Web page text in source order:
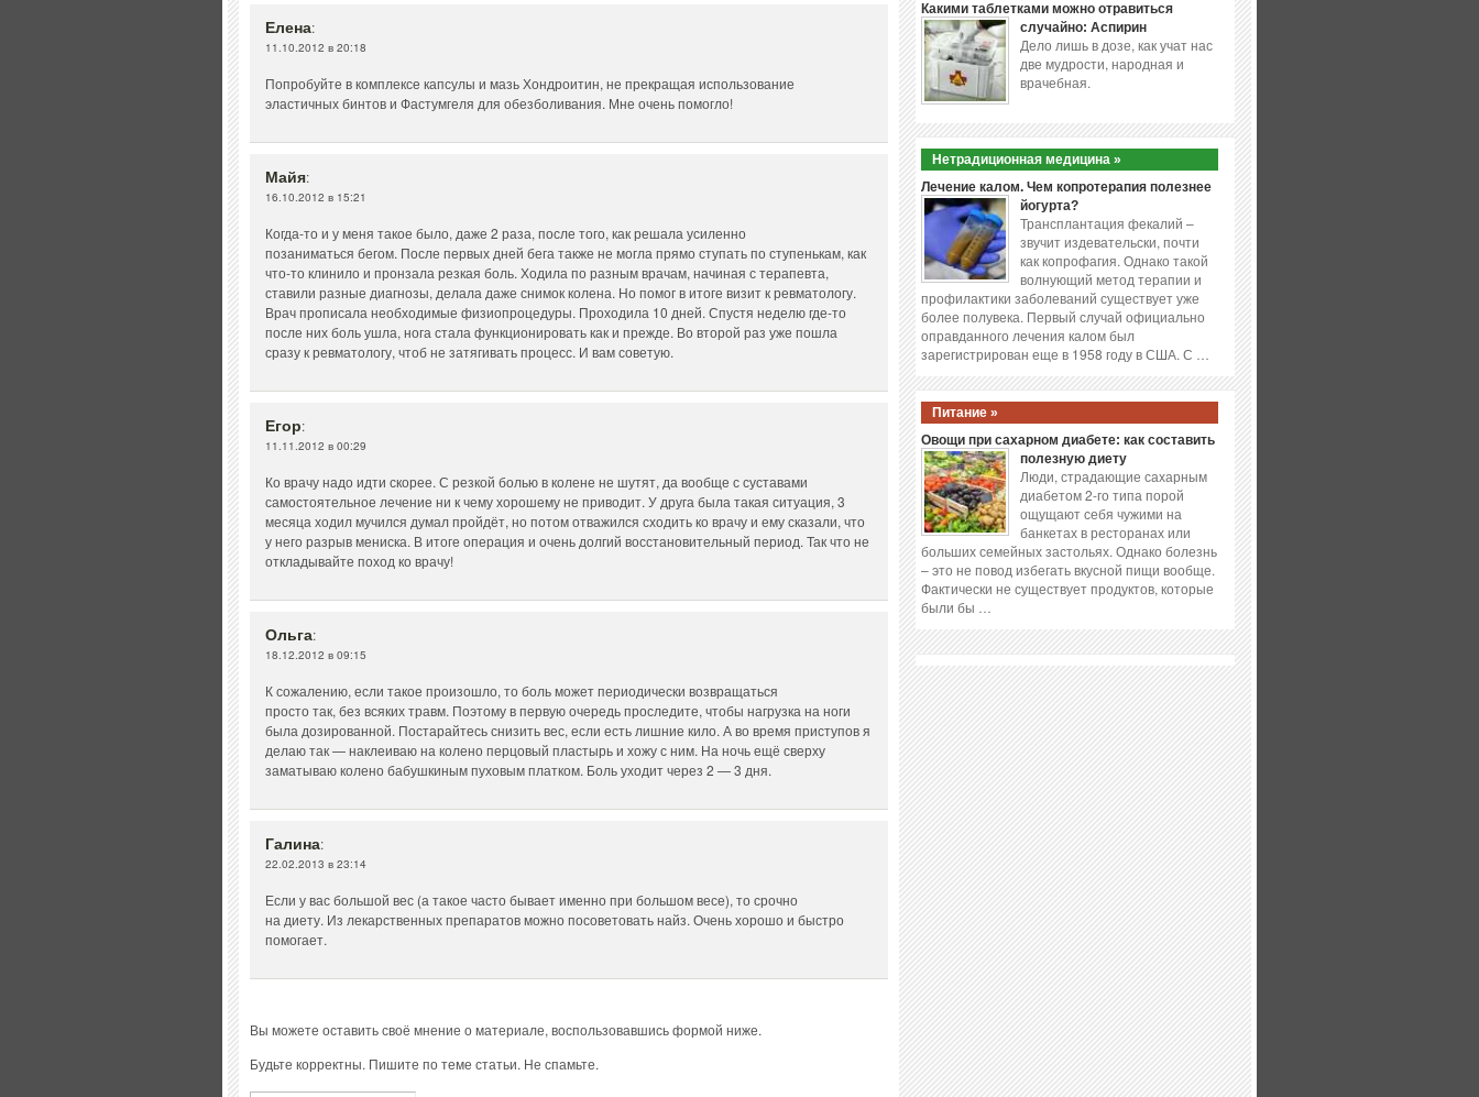
Елена:
11.10.2012 в 20:18
Попробуйте в комплексе капсулы и мазь Хондроитин, не прекращая использование
эластичных бинтов и Фастумгеля для обезболивания. Мне очень помогло!
Майя:
16.10.2012 в 15:21
Когда-то и у меня такое было, даже 2 раза, после того, как решала усиленно
позаниматься бегом. После первых дней бега также не могла прямо ступать по ступенькам, как
что-то клинило и пронзала резкая боль. Ходила по разным врачам, начиная с терапевта,
ставили разные диагнозы, делала даже снимок колена. Но помог в итоге визит к ревматологу.
Врач прописала необходимые физиопроцедуры. Проходила 10 дней. Спустя неделю где-то
после них боль ушла, нога стала функционировать как и прежде. Во второй раз уже пошла
сразу к ревматологу, чтоб не затягивать процесс. И вам советую.
Егор:
11.11.2012 в 00:29
Ко врачу надо идти скорее. С резкой болью в колене не шутят, да вообще с суставами
самостоятельное лечение ни к чему хорошему не приводит. У друга была такая ситуация, 3
месяца ходил мучился думал пройдёт, но потом отважился сходить ко врачу и ему сказали, что
у него разрыв мениска. В итоге операция и очень долгий восстановительный период. Так что не
откладывайте поход ко врачу!
Ольга:
18.12.2012 в 09:15
К сожалению, если такое произошло, то боль может периодически возвращаться
просто так, без всяких травм. Поэтому в первую очередь проследите, чтобы нагрузка на ноги
была дозированной. Постарайтесь снизить вес, если есть лишние кило. А во время приступов я
делаю так — наклеиваю на колено перцовый пластырь и хожу с ним. На ночь ещё сверху
заматываю колено бабушкиным пуховым платком. Боль уходит через 2 — 3 дня.
Галина:
22.02.2013 в 23:14
Если у вас большой вес (а такое часто бывает именно при большом весе), то срочно
на диету. Из лекарственных препаратов можно посоветовать найз. Очень хорошо и быстро
помогает.
Вы можете оставить своё мнение о материале, воспользовавшись формой ниже.
Будьте корректны. Пишите по теме статьи. Не спамьте.
Какими таблетками можно отравиться
случайно: Аспирин
Дело лишь в дозе, как учат нас
две мудрости, народная и
врачебная.
Нетрадиционная медицина »
Лечение калом. Чем копротерапия полезнее
йогурта?
Трансплантация фекалий –
звучит издевательски, почти
как копрофагия. Однако такой
волнующий метод терапии и
профилактики заболеваний существует уже
более полувека. Первый случай официально
оправданного лечения калом был
зарегистрирован еще в 1958 году в США. С …
Питание »
Овощи при сахарном диабете: как составить
полезную диету
Люди, страдающие сахарным
диабетом 2-го типа порой
ощущают себя чужими на
банкетах в ресторанах или
больших семейных застольях. Однако болезнь
– это не повод избегать вкусной пищи вообще.
Фактически не существует продуктов, которые
были бы …